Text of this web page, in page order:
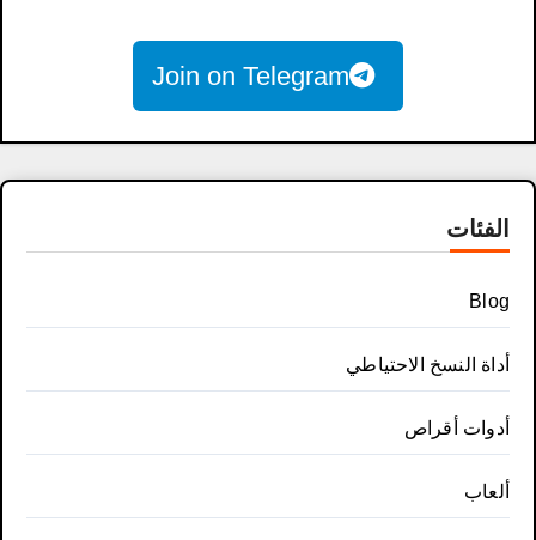
Join on Telegram
الفئات
Blog
أداة النسخ الاحتياطي
أدوات أقراص
ألعاب